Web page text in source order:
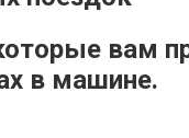
вам
в машине.